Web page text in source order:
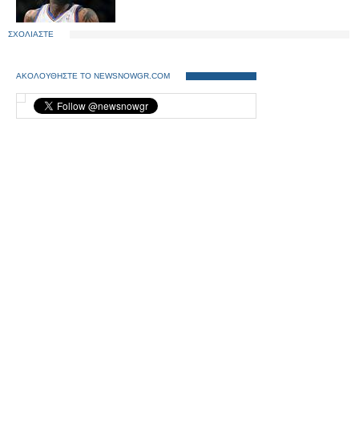
ΣΧΟΛΙΑΣΤΕ
ΑΚΟΛΟΥΘΗΣΤΕ ΤΟ NEWSNOWGR.COM